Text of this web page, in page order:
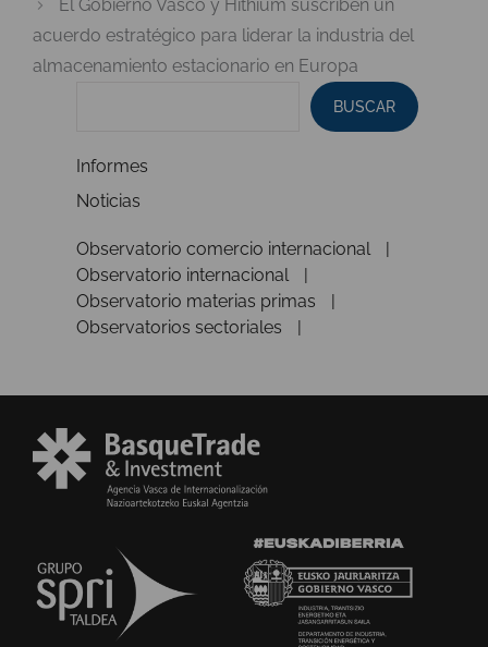
El Gobierno Vasco y Hithium suscriben un
acuerdo estratégico para liderar la industria del
almacenamiento estacionario en Europa
BUSCAR
Informes
Noticias
Observatorio comercio internacional
Observatorio internacional
Observatorio materias primas
Observatorios sectoriales